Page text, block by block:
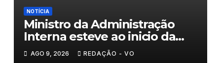
NOTÍCIA
Ministro da Administração
Interna esteve ao inicio da
tarde em Valpaços
AGO 9, 2026 REDAÇÃO - VO